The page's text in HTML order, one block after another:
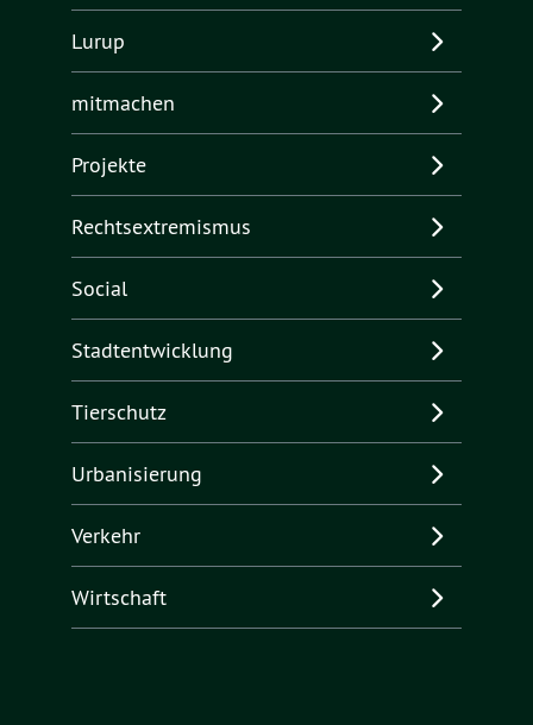
Lurup
mitmachen
Projekte
Rechtsextremismus
Social
Stadtentwicklung
Tierschutz
Urbanisierung
Verkehr
Wirtschaft